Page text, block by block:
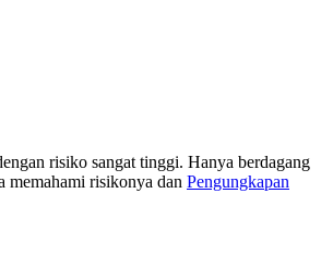
risiko sangat tinggi. Hanya berdagang
memahami risikonya dan Pengungkapan